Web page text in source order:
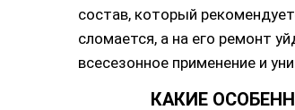
состав, который
сломается, а на его ремонт
всесезонное применение и
КАКИЕ